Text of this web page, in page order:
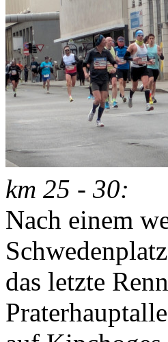
km 25 - 30:
Nach einem
das letzte